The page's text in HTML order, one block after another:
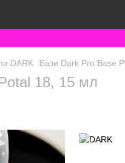
DARK Бази Dark Pro Base
18, 15 мл